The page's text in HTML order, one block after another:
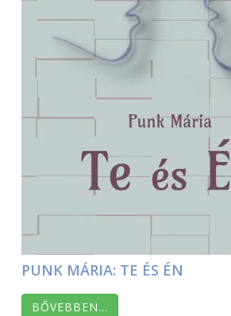
PUNK MÁRIA: TE ÉS ÉN
BŐVEBBEN…